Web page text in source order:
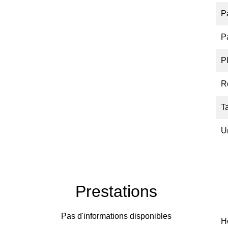
Prestations
Pas d'informations disponibles